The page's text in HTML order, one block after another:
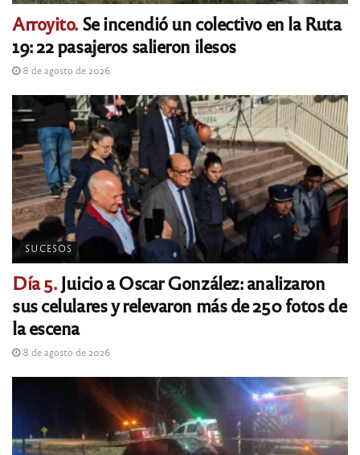
Arroyito. Se incendió un colectivo en la Ruta
19: 22 pasajeros salieron ilesos
8 de agosto de 2026
SUCESOS
Día 5.Juicio a Oscar González: analizaron
sus celulares y relevaron más de 250 fotos de
la escena
8 de agosto de 2026